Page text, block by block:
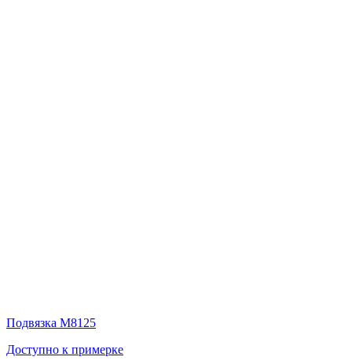
Подвязка М8125
Доступно к примерке